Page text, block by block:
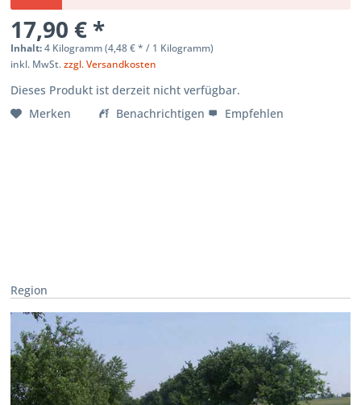
17,90 € *
Inhalt:4 Kilogramm (4,48 €* / 1 Kilogramm)
inkl. MwSt.zzgl. Versandkosten
Dieses Produkt ist derzeit nicht verfügbar.
Merken
Benachrichtigen Empfehlen
Region